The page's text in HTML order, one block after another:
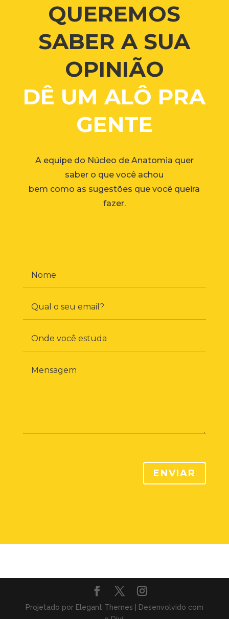
QUEREMOS
SABER A SUA
OPINIÃO
DÊ UM ALÔ PRA
GENTE
A equipe do Núcleo de Anatomia quer
saber o que você achou
bem como as sugestões que você queira
fazer.
ENVIAR
Projetado por Elegant Themes | Desenvolvido com